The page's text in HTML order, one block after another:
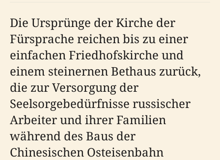
Die Ursprünge der Kirche der
Fürsprache reichen bis zu einer
einfachen Friedhofskirche und
einem steinernen Bethaus zurück,
die zur Versorgung der
Seelsorgebedürfnisse russischer
Arbeiter und ihrer Familien
während des Baus der
Chinesischen Osteisenbahn